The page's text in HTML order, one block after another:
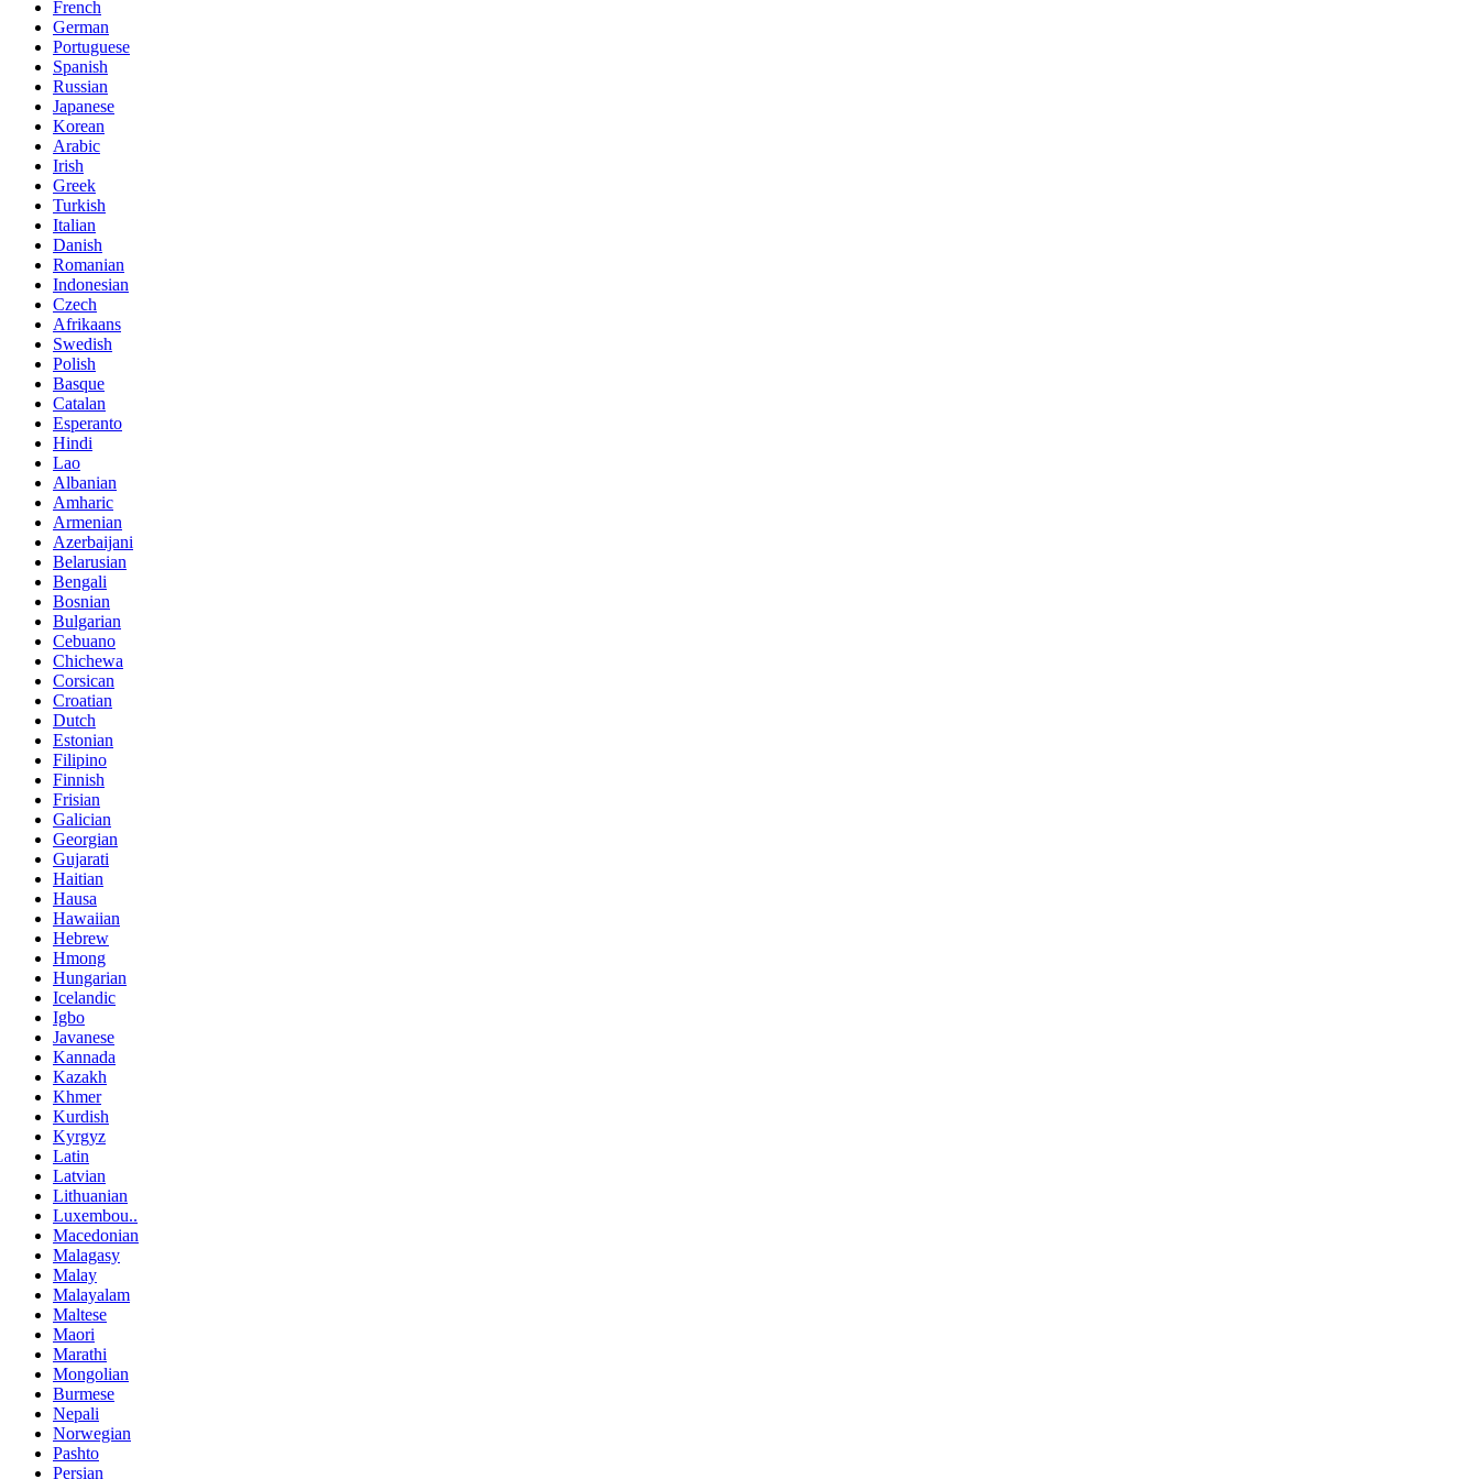
French
German
Portuguese
Spanish
Russian
Japanese
Korean
Arabic
Irish
Greek
Turkish
Italian
Danish
Romanian
Indonesian
Czech
Afrikaans
Swedish
Polish
Basque
Catalan
Esperanto
Hindi
Lao
Albanian
Amharic
Armenian
Azerbaijani
Belarusian
Bengali
Bosnian
Bulgarian
Cebuano
Chichewa
Corsican
Croatian
Dutch
Estonian
Filipino
Finnish
Frisian
Galician
Georgian
Gujarati
Haitian
Hausa
Hawaiian
Hebrew
Hmong
Hungarian
Icelandic
Igbo
Javanese
Kannada
Kazakh
Khmer
Kurdish
Kyrgyz
Latin
Latvian
Lithuanian
Luxembou..
Macedonian
Malagasy
Malay
Malayalam
Maltese
Maori
Marathi
Mongolian
Burmese
Nepali
Norwegian
Pashto
Persian